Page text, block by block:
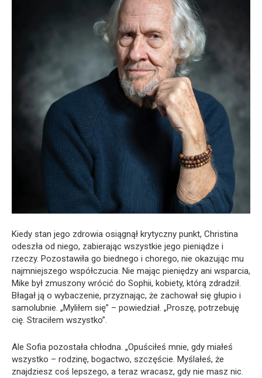
Kiedy stan jego zdrowia osiągnął krytyczny punkt, Christina
odeszła od niego, zabierając wszystkie jego pieniądze i
rzeczy. Pozostawiła go biednego i chorego, nie okazując mu
najmniejszego współczucia. Nie mając pieniędzy ani wsparcia,
Mike był zmuszony wrócić do Sophii, kobiety, którą zdradził.
Błagał ją o wybaczenie, przyznając, że zachował się głupio i
samolubnie. „Myliłem się” – powiedział. „Proszę, potrzebuję
cię. Straciłem wszystko”.
Ale Sofia pozostała chłodna. „Opuściłeś mnie, gdy miałeś
wszystko – rodzinę, bogactwo, szczęście. Myślałeś, że
znajdziesz coś lepszego, a teraz wracasz, gdy nie masz nic.